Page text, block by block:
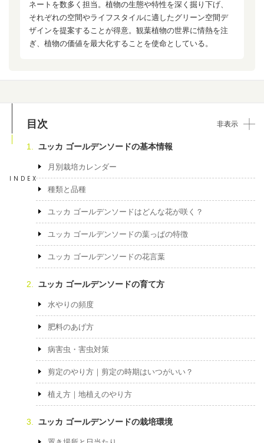
ネートを数多く担当。植物の生態や特性を深く掘り下げ、
それぞれの空間やライフスタイルに適したグリーン空間デ
ザインを提案することが得意。観葉植物の世界に情熱を注
ぎ、植物の価値を最大化することを使命としている。
INDEX
目次 非表示
ユッカ ゴールデンソードの基本情報
月別栽培カレンダー
種類と品種
ユッカ ゴールデンソードはどんな花が咲く？
ユッカ ゴールデンソードの葉っぱの特徴
ユッカ ゴールデンソードの花言葉
ユッカ ゴールデンソードの育て方
水やりの頻度
肥料のあげ方
病害虫・害虫対策
剪定のやり方｜剪定の時期はいつがいい？
植え方｜地植えのやり方
ユッカ ゴールデンソードの栽培環境